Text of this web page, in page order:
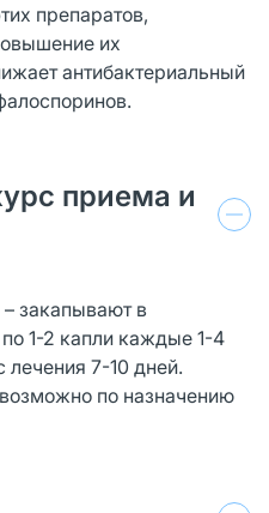
препаратов,
их
антибактериальный
приема и
закапывают в
1-2 капли каждые 1-4
7-10 дней.
по назначению